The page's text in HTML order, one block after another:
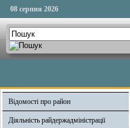
08 серпня 2026
Відомості про район
Діяльність райдержадміністрації